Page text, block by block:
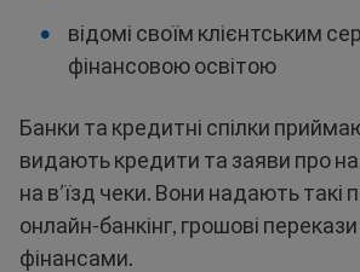
відомі своїм клієнтським
фінансовою освітою
Банки та кредитні спілки
видають кредити та заяви про
на в’їзд чеки. Вони надають такі
онлайн-банкінг, грошові
фінансами.